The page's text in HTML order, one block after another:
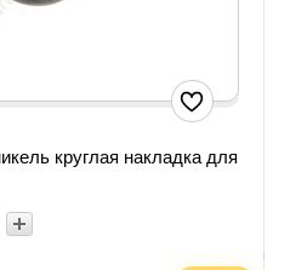
круглая накладка для